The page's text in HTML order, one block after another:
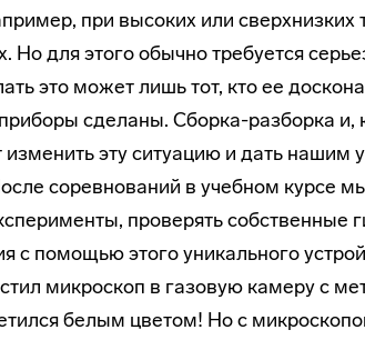
при высоких или сверхнизких
Но для этого обычно требуется
это может лишь тот, кто ее
сделаны. Сборка-разборка и,
изменить эту ситуацию и дать нашим
соревнований в учебном курсе
проверять собственные
с помощью этого уникального
микроскоп в газовую камеру с
белым цветом! Но с